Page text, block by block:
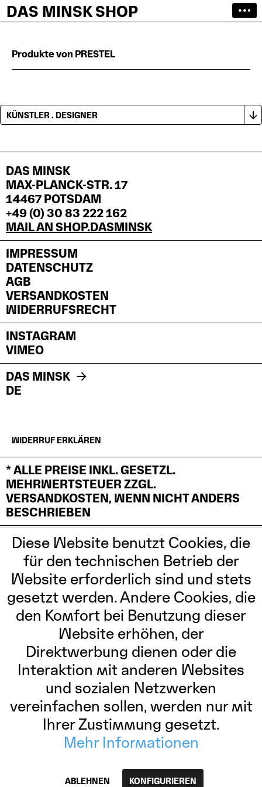
DAS MINSK SHOP
Produkte von PRESTEL
DAS MINSK
MAX-PLANCK-STR. 17
14467 POTSDAM
+49 (0) 30 83 222 162
MAIL AN SHOP.DASMINSK
IMPRESSUM
DATENSCHUTZ
AGB
VERSANDKOSTEN
WIDERRUFSRECHT
INSTAGRAM
VIMEO
DAS MINSK
DE
WIDERRUF ERKLÄREN
* ALLE PREISE INKL. GESETZL.
MEHRWERTSTEUER ZZGL.
VERSANDKOSTEN, WENN NICHT ANDERS
BESCHRIEBEN
COPYRIGHT 2026 DAS MINSK SHOP
Diese Website benutzt Cookies, die
für den technischen Betrieb der
Website erforderlich sind und stets
gesetzt werden. Andere Cookies, die
den Komfort bei Benutzung dieser
Website erhöhen, der
Direktwerbung dienen oder die
Interaktion mit anderen Websites
und sozialen Netzwerken
vereinfachen sollen, werden nur mit
Ihrer Zustimmung gesetzt.
Mehr Informationen
ABLEHNEN KONFIGURIEREN